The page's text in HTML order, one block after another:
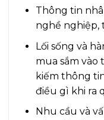
Thông tin
nghề nghiệp,
Lối sống và
mua sắm vào
kiếm thông
điều gì khi ra
Nhu cầu và